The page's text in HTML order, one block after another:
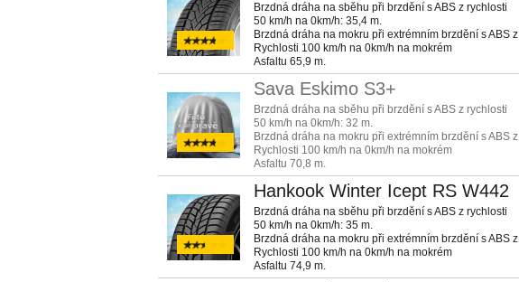
Brzdná dráha na sběhu při brzdění s ABS z rychlosti
50 km/h na 0km/h: 35,4 m.
Brzdná dráha na mokru při extrémním brzdění s ABS z
Rychlosti 100 km/h na 0km/h na mokrém
Asfaltu 65,9 m.
Sava Eskimo S3+
Brzdná dráha na sběhu při brzdění s ABS z rychlosti
50 km/h na 0km/h: 32 m.
Brzdná dráha na mokru při extrémním brzdění s ABS z
Rychlosti 100 km/h na 0km/h na mokrém
Asfaltu 70,8 m.
Hankook Winter Icept RS W442
Brzdná dráha na sběhu při brzdění s ABS z rychlosti
50 km/h na 0km/h: 35 m.
Brzdná dráha na mokru při extrémním brzdění s ABS z
Rychlosti 100 km/h na 0km/h na mokrém
Asfaltu 74,9 m.